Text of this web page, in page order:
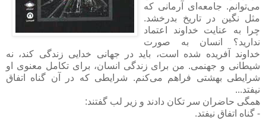
می‌توانم. جامعه‌ای آرمانی که
مثل نگین در تاریخ بدرخشد.
چرا به عنایت خداوند اعتماد
ندارید؟ انسان به صورت
خداوند آفریده شده است، باید در جهانی خدایی زندگی کند، نه
شیطانی و جهنمی. من برای زندگی انسان، برای تکامل معنوی او
شرایطی بهشتی فراهم می‌کنم. شرایطی که در آن گناه اتفاق
نیفتد...
همگی حاضران سر تکان دادند و زیر لب گفتند:
- گناه اتفاق نیفتد.